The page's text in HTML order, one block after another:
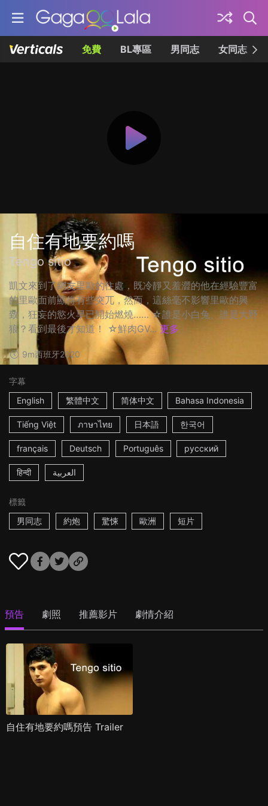
免費 BL專區 男同志 女同志
自住有地要約嗎
Tengo sitio
凱文來到了網友里歐的住處，既冷靜又羞澀的他在經驗豐富
的里歐面前顯得有些突兀，然而，這絲毫不影響里歐的興
致，狂妄的慾火早已開始燃燒…… ☆誰是小白兔、誰是大野
狼？看到最後才知道！ ☆鮮肉GV... 更多
9m西班牙2020
字幕
English
繁體中文 简体中文 Bahasa Indonesia
Tiếng Việt ภาษาไทย 日本語 한국어
français Deutsch Português русский
हिन्दी العربية
標籤
男同志
約炮 驚悚 歐洲 短片
預告 劇照 推薦影片 劇情介紹
自住有地要約嗎預告 Trailer